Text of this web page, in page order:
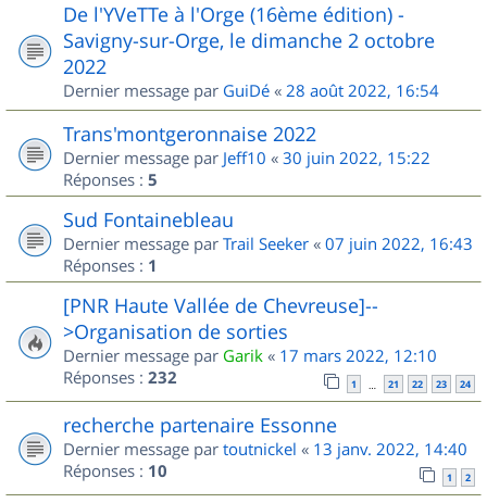
De l'YVeTTe à l'Orge (16ème édition) -
Savigny-sur-Orge, le dimanche 2 octobre
2022
Dernier message par GuiDé « 28 août 2022, 16:54
Trans'montgeronnaise 2022
Dernier message par Jeff10 « 30 juin 2022, 15:22
Réponses : 5
Sud Fontainebleau
Dernier message par Trail Seeker « 07 juin 2022, 16:43
Réponses : 1
[PNR Haute Vallée de Chevreuse]--
>Organisation de sorties
Dernier message par Garik « 17 mars 2022, 12:10
Réponses : 232 1 … 21 22 23 24
recherche partenaire Essonne
Dernier message par toutnickel « 13 janv. 2022, 14:40
Réponses : 10 1 2